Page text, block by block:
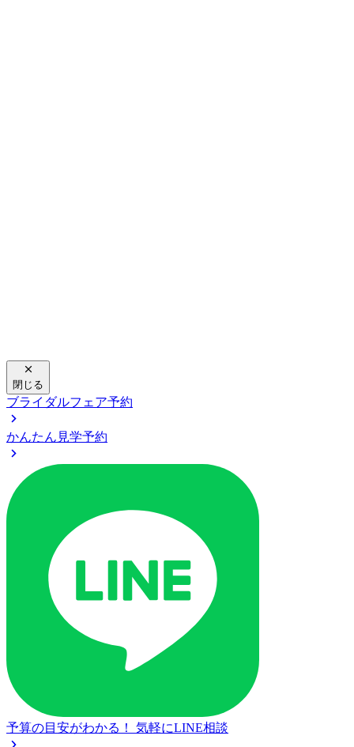
閉じる
ブライダルフェア予約
かんたん見学予約
予算の目安がわかる！ 気軽にLINE相談